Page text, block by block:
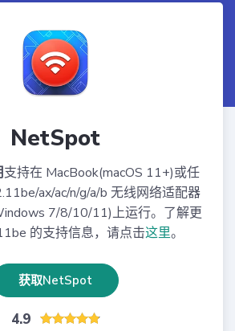
NetSpot
支持在 MacBook(macOS 11+)或任
ax/ac/n/g/a/b 无线网络适配器
7/8/10/11)上运行。了解更
的支持信息，请点击这里。
获取NetSpot
4.9